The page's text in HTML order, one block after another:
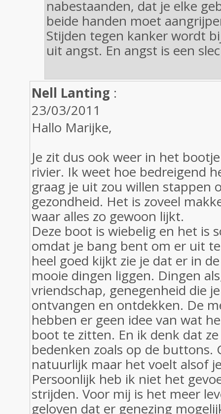
nabestaanden, dat je elke
beide handen moet
Stijden tegen kanker wordt
uit angst. En angst is een
Nell Lanting :
23/03/2011
Hallo Marijke,
Je zit dus ook weer in het
rivier. Ik weet hoe bedreigend
graag je uit zou willen stappen
gezondheid. Het is zoveel
waar alles zo gewoon lijkt.
Deze boot is wiebelig en het is
omdat je bang bent om er uit
heel goed kijkt zie je dat er in
mooie dingen liggen. Dingen
vriendschap, genegenheid die
ontvangen en ontdekken. De
hebben er geen idee van wat
boot te zitten. En ik denk dat
bedenken zoals op de buttons.
natuurlijk maar het voelt alsof
Persoonlijk heb ik niet het
strijden. Voor mij is het meer
geloven dat er genezing